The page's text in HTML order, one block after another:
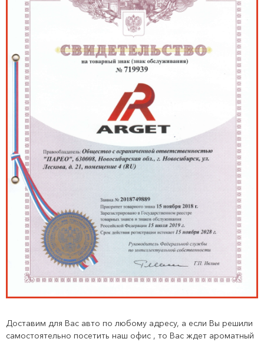
Доставим для Вас авто по любому адресу, а если Вы решили
самостоятельно посетить наш офис , то Вас ждет ароматный